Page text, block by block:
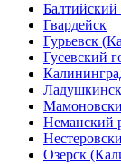
Балтийский
Гвардейск
Гурьевск
Гусевский
Неманский
Озерск